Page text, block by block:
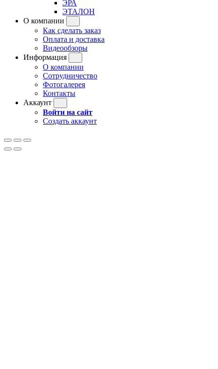
ЭРА
ЭТАЛОН
О компании
Как сделать заказ
Оплата и доставка
Видеообзоры
Информация
О компании
Сотрудничество
Фотогалерея
Контакты
Аккаунт
Войти на сайт
Создать аккаунт